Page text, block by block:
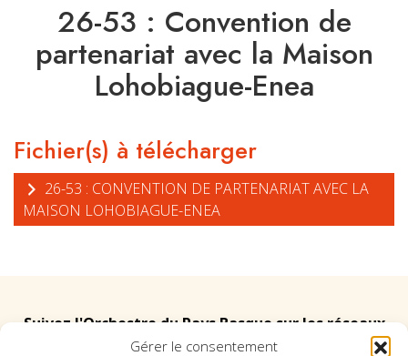
Gérer le consentement
26-53 : Convention de
partenariat avec la Maison
Lohobiague-Enea
Fichier(s) à télécharger
26-53 : CONVENTION DE PARTENARIAT AVEC LA
MAISON LOHOBIAGUE-ENEA
Suivez l'Orchestre du Pays Basque sur les réseaux